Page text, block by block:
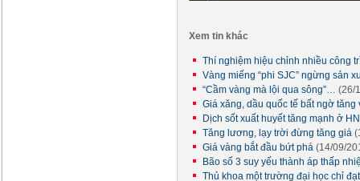
Xem tin khác
Thí nghiệm hiệu chỉnh nhiều công
Vàng miếng “phi SJC” ngừng sản
“Cầm vàng mà lội qua sông”… (26/
Giá xăng, dầu quốc tế bất ngờ tăng
Dịch sốt xuất huyết tăng mạnh ở
Tăng lương, lạy trời đừng tăng giá
Giá vàng bắt đầu bứt phá (14/09/
Bão số 3 suy yếu thành áp thấp
Thủ khoa một trường đại học chỉ